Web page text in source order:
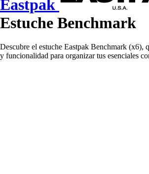
Eastpak
Estuche Benchmark
Descubre el estuche Eastpak Benchmark (x6),
y funcionalidad para organizar tus esenciales